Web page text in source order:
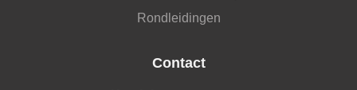
Rondleidingen
Contact